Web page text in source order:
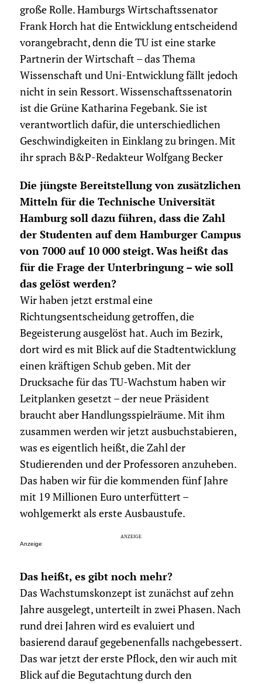
große Rolle. Hamburgs Wirtschaftssenator
Frank Horch hat die Entwicklung entscheidend
vorangebracht, denn die TU ist eine starke
Partnerin der Wirtschaft – das Thema
Wissenschaft und Uni-Entwicklung fällt jedoch
nicht in sein Ressort. Wissenschaftssenatorin
ist die Grüne Katharina Fegebank. Sie ist
verantwortlich dafür, die unterschiedlichen
Geschwindigkeiten in Einklang zu bringen. Mit
ihr sprach B&P-Redakteur Wolfgang Becker
Die jüngste Bereitstellung von zusätzlichen
Mitteln für die Technische Universität
Hamburg soll dazu führen, dass die Zahl
der Studenten auf dem Hamburger Campus
von 7000 auf 10 000 steigt. Was heißt das
für die Frage der Unterbringung – wie soll
das gelöst werden?
Wir haben jetzt erstmal eine
Richtungsentscheidung getroffen, die
Begeisterung ausgelöst hat. Auch im Bezirk,
dort wird es mit Blick auf die Stadtentwicklung
einen kräftigen Schub geben. Mit der
Drucksache für das TU-Wachstum haben wir
Leitplanken gesetzt – der neue Präsident
braucht aber Handlungsspielräume. Mit ihm
zusammen werden wir jetzt ausbuchstabieren,
was es eigentlich heißt, die Zahl der
Studierenden und der Professoren anzuheben.
Das haben wir für die kommenden fünf Jahre
mit 19 Millionen Euro unterfüttert –
wohlgemerkt als erste Ausbaustufe.
Anzeige
Das heißt, es gibt noch mehr?
Das Wachstumskonzept ist zunächst auf zehn
Jahre ausgelegt, unterteilt in zwei Phasen. Nach
rund drei Jahren wird es evaluiert und
basierend darauf gegebenenfalls nachgebessert.
Das war jetzt der erste Pflock, den wir auch mit
Blick auf die Begutachtung durch den